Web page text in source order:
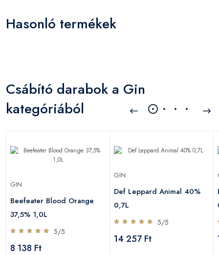
Hasonló termékek
Csábító darabok a Gin
kategóriából
GIN
Beefeater Blood Orange
37,5% 1,0L
5/5
8 138 Ft
GIN
Def Leppard Animal 40%
0,7L
5/5
14 257 Ft